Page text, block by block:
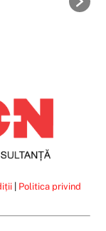
| Politica privind